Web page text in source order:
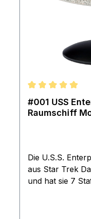
#001 USS
Raumschiff
Die U.S.S.
aus Star Trek
und hat sie 7